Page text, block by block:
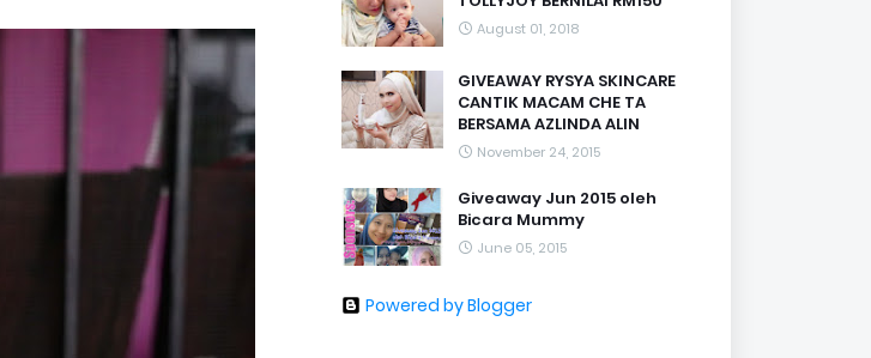
August 01, 2018
GIVEAWAY RYSYA SKINCARE
CANTIK MACAM CHE TA
BERSAMA AZLINDA ALIN
November 24, 2015
Giveaway Jun 2015 oleh
Bicara Mummy
June 05, 2015
Powered by Blogger